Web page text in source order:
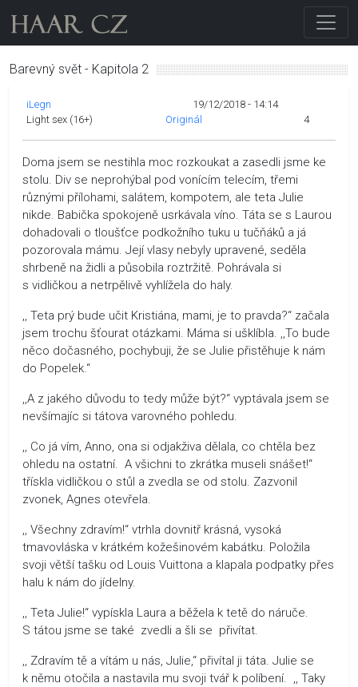
Barevný svět - Kapitola 2
iLegn
19/12/2018 - 14:14
Light sex (16+)
Originál 4
Doma jsem se nestihla moc rozkoukat a zasedli jsme ke
stolu. Div se neprohýbal pod vonícím telecím, třemi
různými přílohami, salátem, kompotem, ale teta Julie
nikde. Babička spokojeně usrkávala víno. Táta se s Laurou
dohadovali o tloušťce podkožního tuku u tučňáků a já
pozorovala mámu. Její vlasy nebyly upravené, seděla
shrbeně na židli a působila roztržitě. Pohrávala si
s vidličkou a netrpělivě vyhlížela do haly.
,, Teta prý bude učit Kristiána, mami, je to pravda?“ začala
jsem trochu šťourat otázkami. Máma si ušklíbla. ,,To bude
něco dočasného, pochybuji, že se Julie přistěhuje k nám
do Popelek.“
,,A z jakého důvodu to tedy může být?“ vyptávala jsem se
nevšímajíc si tátova varovného pohledu.
,, Co já vím, Anno, ona si odjakživa dělala, co chtěla bez
ohledu na ostatní. A všichni to zkrátka museli snášet!“
třískla vidličkou o stůl a zvedla se od stolu. Zazvonil
zvonek, Agnes otevřela.
,, Všechny zdravím!“ vtrhla dovnitř krásná, vysoká
tmavovláska v krátkém kožešinovém kabátku. Položila
svoji větší tašku od Louis Vuittona a klapala podpatky přes
halu k nám do jídelny.
,, Teta Julie!“ vypískla Laura a běžela k tetě do náruče.
S tátou jsme se také zvedli a šli se přivítat.
,, Zdravím tě a vítám u nás, Julie,“ přivítal ji táta. Julie se
k němu otočila a nastavila mu svoji tvář k políbení. ,, Taky